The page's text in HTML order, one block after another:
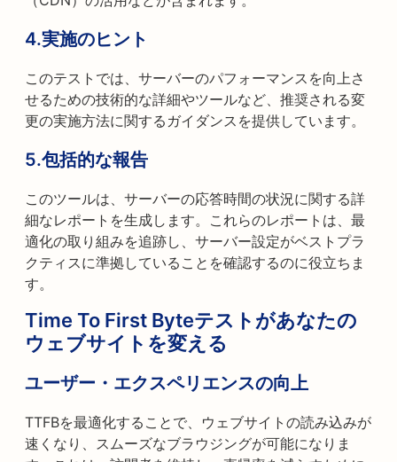
4.実施のヒント
このテストでは、サーバーのパフォーマンスを向上さ
せるための技術的な詳細やツールなど、推奨される変
更の実施方法に関するガイダンスを提供しています。
5.包括的な報告
このツールは、サーバーの応答時間の状況に関する詳
細なレポートを生成します。これらのレポートは、最
適化の取り組みを追跡し、サーバー設定がベストプラ
クティスに準拠していることを確認するのに役立ちま
す。
Time To First Byteテストがあなたの
ウェブサイトを変える
ユーザー・エクスペリエンスの向上
TTFBを最適化することで、ウェブサイトの読み込みが
速くなり、スムーズなブラウジングが可能になりま